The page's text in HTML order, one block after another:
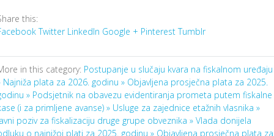
this:
Twitter LinkedIn Google + Pinterest Tumblr
in this category: Postupanje u slučaju kvara na fiskalnom uređaju
Najniža plata za 2026. godinu » Objavljena prosječna plata za 2025.
» Podsjetnik na obavezu evidentiranja prometa putem fiskalne
(i za primljene avanse) » Usluge za zajednice etažnih vlasnika »
poziv za fiskalizaciju druge grupe obveznika » Vlada donijela
o najnižoj plati za 2025. godinu » Objavljena prosječna plata za